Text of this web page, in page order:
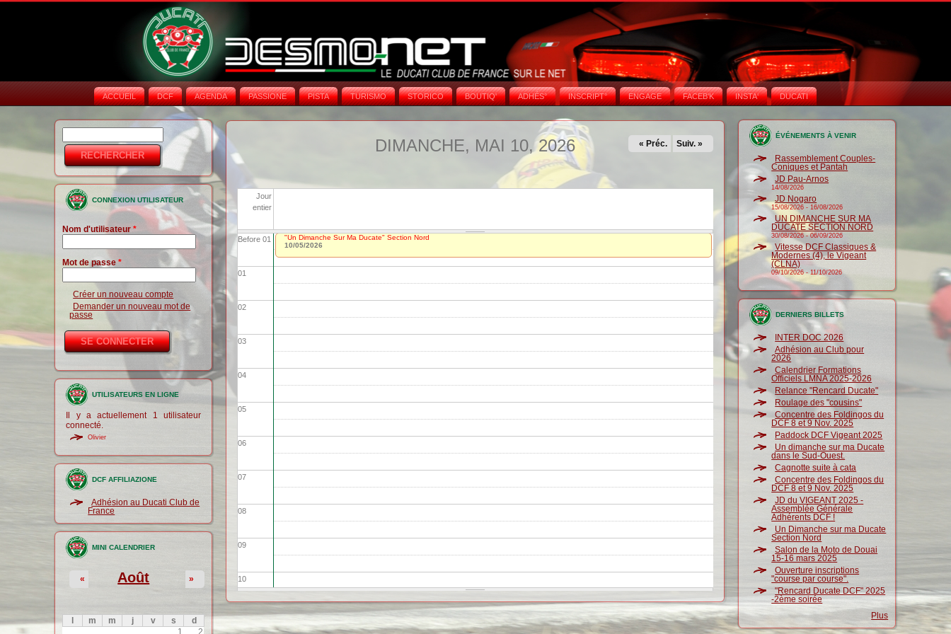
ACCUEIL DCF AGENDA PASSIONE PISTA TURISMO STORICO BOUTIQ' ADHÉS° INSCRIPT° ENGAGE FACEB'K INSTA‘ DUCATI
Formulaire de
recherche
CONNEXION UTILISATEUR
Nom d'utilisateur*
Mot de passe*
Créer un nouveau compte
Demander un nouveau mot de
passe
UTILISATEURS EN LIGNE
Il y a actuellement 1 utilisateur
connecté.
Olivier
DCF AFFILIAZIONE
Adhésion au Ducati Club de
France
MINI CALENDRIER
Août
« »
m m j v s
d
1
2
DIMANCHE, MAI 10, 2026 « Préc. Suiv. »
Jour
entier
Before 01
01
02
03
04
05
06
07
08
09
10
"Un Dimanche Sur Ma Ducate" Section Nord
10/05/2026
ÉVÉNEMENTS À VENIR
Rassemblement Couples-
Coniques et Pantah
JD Pau-Arnos
14/08/2026
JD Nogaro
15/08/2026 -16/08/2026
UN DIMANCHE SUR MA
DUCATE SECTION NORD
30/08/2026-06/09/2026
Vitesse DCF Classiques &
Modernes (4), le Vigeant
(CLNA)
09/10/2026-11/10/2026
DERNIERS BILLETS
INTER DOC 2026
Adhésion au Club pour
2026
Calendrier Formations
Officiels LMNA 2025-2026
Relance "Rencard Ducate"
Roulage des "cousins"
Concentre des Foldingos du
DCF 8 et 9 Nov. 2025
Paddock DCF Vigeant 2025
Un dimanche sur ma Ducate
dans le Sud-Ouest.
Cagnotte suite à cata
Concentre des Foldingos du
DCF 8 et 9 Nov. 2025
JD du VIGEANT 2025 -
Assemblée Générale
Adhérents DCF !
Un Dimanche sur ma Ducate
Section Nord
Salon de la Moto de Douai
15-16 mars 2025
Ouverture inscriptions
"course par course".
"Rencard Ducate DCF" 2025
-2ème soirée
Plus